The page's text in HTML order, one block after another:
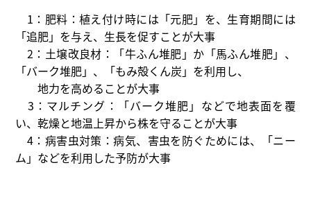
1：肥料：植え付け時には「元肥」を、生育期間には
「追肥」を与え、生長を促すことが大事
2：土壌改良材：「牛ふん堆肥」か「馬ふん堆肥」、
「バーク堆肥」、「もみ殻くん炭」を利用し、
地力を高めることが大事
3：マルチング：「バーク堆肥」などで地表面を覆
い、乾燥と地温上昇から株を守ることが大事
4：病害虫対策：病気、害虫を防ぐためには、「ニー
ム」などを利用した予防が大事